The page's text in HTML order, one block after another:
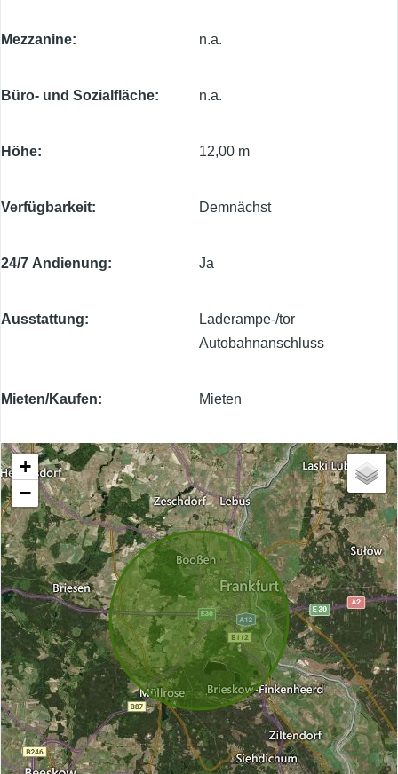
Mezzanine n.a.
Büro- und Sozialfläche n.a.
Höhe 12,00 m
Verfügbarkeit Demnächst
24/7 Andienung Ja
Ausstattung
Laderampe-/tor
Autobahnanschluss
Mieten/Kaufen Mieten
+
−